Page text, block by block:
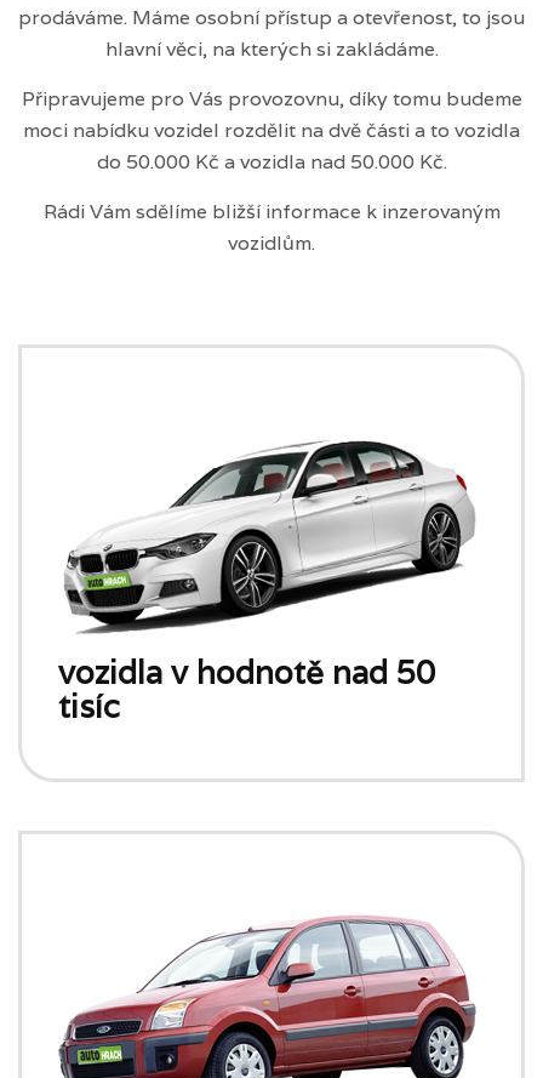
prodáváme. Máme osobní přístup a otevřenost, to jsou
hlavní věci, na kterých si zakládáme.
Připravujeme pro Vás provozovnu, díky tomu budeme
moci nabídku vozidel rozdělit na dvě části a to vozidla
do 50.000 Kč a vozidla nad 50.000 Kč.
Rádi Vám sdělíme bližší informace k inzerovaným
vozidlům.
vozidla v hodnotě nad 50
tisíc